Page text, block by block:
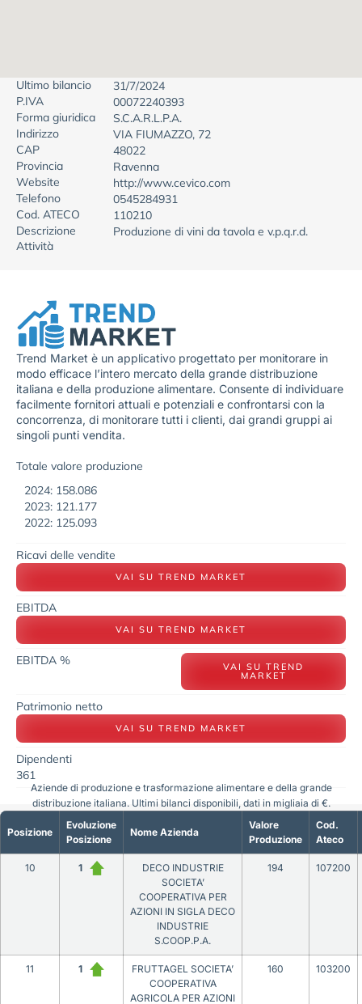
Ultimo bilancio
31/7/2024
P.IVA
00072240393
Forma giuridica
S.C.A.R.L.P.A.
Indirizzo
VIA FIUMAZZO, 72
CAP
48022
Provincia
Ravenna
Website
http://www.cevico.com
Telefono
0545284931
Cod. ATECO
110210
Descrizione
Attività
Produzione di vini da tavola e v.p.q.r.d.
Trend Market è un applicativo progettato per monitorare in
modo efficace l’intero mercato della grande distribuzione
italiana e della produzione alimentare. Consente di individuare
facilmente fornitori attuali e potenziali e confrontarsi con la
concorrenza, di monitorare tutti i clienti, dai grandi gruppi ai
singoli punti vendita.
Totale valore produzione
2024: 158.086
2023: 121.177
2022: 125.093
Ricavi delle vendite
VAI SU TREND MARKET
EBITDA
VAI SU TREND MARKET
EBITDA % VAI SU TREND
MARKET
Patrimonio netto
VAI SU TREND MARKET
Dipendenti
361
Posizione
Evoluzione
Posizione
Nome Azienda
Valore
Produzione
Cod.
Ateco
10 1
DECO INDUSTRIE
SOCIETA’
COOPERATIVA PER
AZIONI IN SIGLA DECO
INDUSTRIE
S.COOP.P.A.
194 107200
11 1
FRUTTAGEL SOCIETA’
COOPERATIVA
AGRICOLA PER AZIONI
160 103200
Aziende di produzione e trasformazione alimentare e della grande
distribuzione italiana. Ultimi bilanci disponibili, dati in migliaia di €.